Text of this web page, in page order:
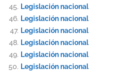
Legislación nacional
Legislación nacional
Legislación nacional
Legislación nacional
Legislación nacional
Legislación nacional